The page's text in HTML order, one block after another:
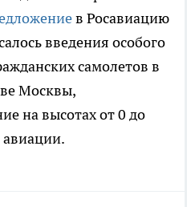
в Росавиацию
введения особого
самолетов в
Москвы,
на высотах от 0 до